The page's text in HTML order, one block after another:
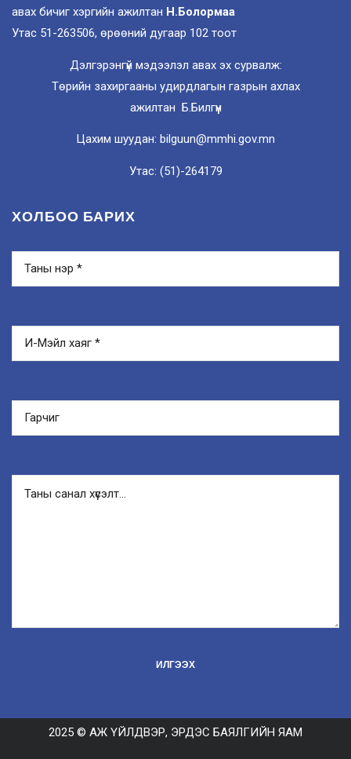
авах бичиг хэргийн ажилтан Н.Болормаа
Утас 51-263506, өрөөний дугаар 102 тоот
Дэлгэрэнгүй мэдээлэл авах эх сурвалж:
Төрийн захиргааны удирдлагын газрын ахлах
ажилтан Б.Билгүүн
Цахим шуудан: bilguun@mmhi.gov.mn
Утас: (51)-264179
ХОЛБОО БАРИХ
2025 © АЖ ҮЙЛДВЭР, ЭРДЭС БАЯЛГИЙН ЯАМ